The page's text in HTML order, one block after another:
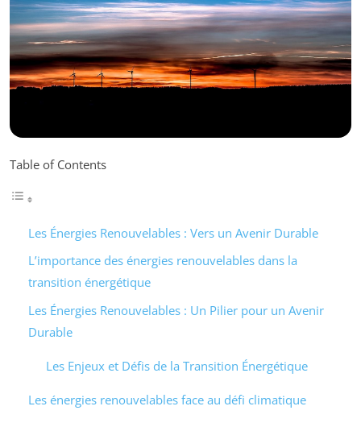
Table of Contents
Les Énergies Renouvelables : Vers un Avenir Durable
L’importance des énergies renouvelables dans la
transition énergétique
Les Énergies Renouvelables : Un Pilier pour un Avenir
Durable
Les Enjeux et Défis de la Transition Énergétique
Les énergies renouvelables face au défi climatique